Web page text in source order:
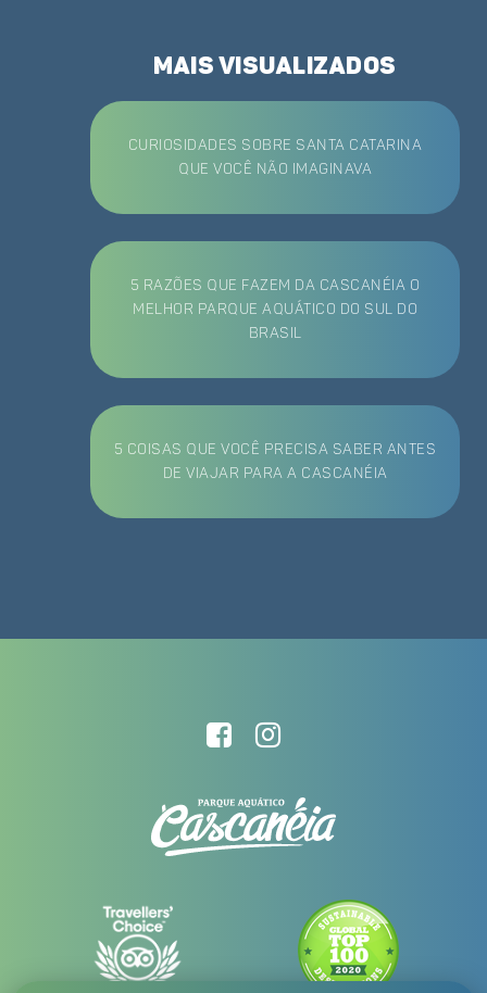
mais visualizados
Curiosidades sobre Santa Catarina
que você não imaginava
5 razões que fazem da Cascanéia o
melhor Parque Aquático do Sul do
Brasil
5 coisas que você precisa saber antes
de viajar para a Cascanéia